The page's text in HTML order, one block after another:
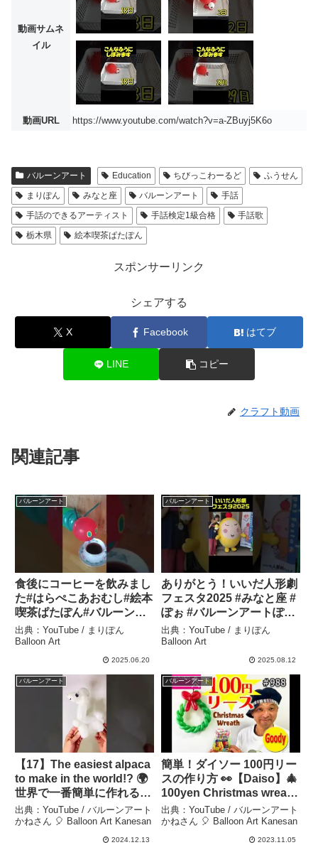
動画サムネ
イル
動画URL https://www.youtube.com/watch?v=a-ZBuyj5K6o
バルーンアート Education ちびっこわーるど
ふうせん
まりぽん
みなと座 バルーンアート
手話
手話のできるアーティスト
手話検定1級合格
手話歌
栃木県
絵本喫茶ぱたぽん
スポンサーリンク
シェアする
X Facebook はてブ
LINE コピー
クラフト動画
関連記事
バルーンアート
食後にコーヒーを飲みまし
た#はらぺこあおむし#絵本
喫茶ぱたぽん#バルーンア
ート – まりぽんBalloon
Art
出典：YouTube / まりぽん
Balloon Art
2025.06.20
バルーンアート
ありがとう！いいだ人形劇
フェスタ2025 #みなと座 #
ぽぉ #バルーンアートぽぉ
– まりぽんBalloon Art
出典：YouTube / まりぽん
Balloon Art
2025.08.12
バルーンアート
【17】The easiest alpaca
to make in the world!? 🌍
世界で一番簡単に作れるア
ルパカ🦙？【バルーンアー
トかねさん】 #alpaca – バ
ルーンアートかねさん 🎈
出典：YouTube / バルーンアート
かねさん 🎈 Balloon Art Kanesan
2024.12.13
バルーンアート
簡単！ダイソー 100円リー
スの作り方 👀【Daiso】🎄
100yen Christmas wreath
tutorial 🎅 100均風船で作
るクリスマスリース【バル
ーンアートかねさん】 – バ
出典：YouTube / バルーンアート
かねさん 🎈 Balloon Art Kanesan
2023.11.05